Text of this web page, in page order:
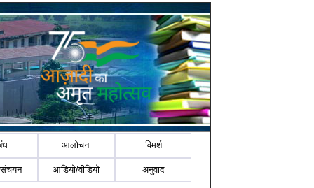
आलोचना विमर्श
आडियो/वीडियो अनुवाद